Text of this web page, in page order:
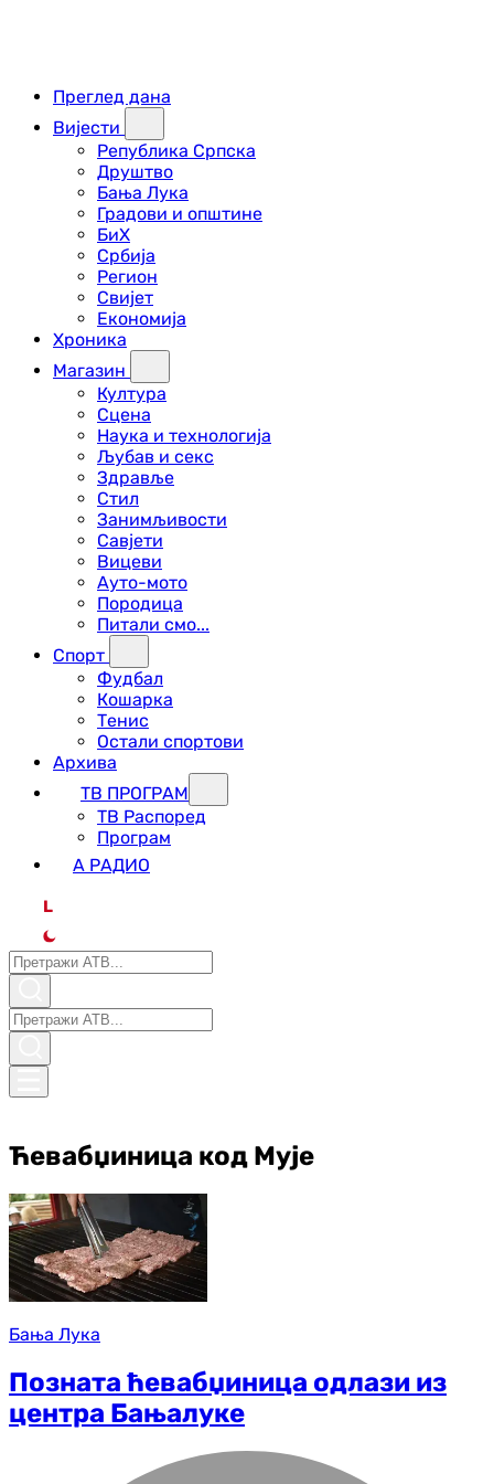
Преглед дана
Вијести
Република Српска
Друштво
Бања Лука
Градови и општине
БиХ
Србија
Регион
Свијет
Економија
Хроника
Магазин
Култура
Сцена
Наука и технологија
Љубав и секс
Здравље
Стил
Занимљивости
Савјети
Вицеви
Ауто-мото
Породица
Питали смо...
Спорт
Фудбал
Кошарка
Тенис
Остали спортови
Архива
ТВ ПРОГРАМ
ТВ Распоред
Програм
А РАДИО
L
Ћевабџиница код Мује
Бања Лука
Позната ћевабџиница одлази из
центра Бањалуке